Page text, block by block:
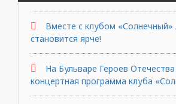
Вместе с клубом «Солнечный»
становится ярче!
На Бульваре Героев
концертная программа клуба